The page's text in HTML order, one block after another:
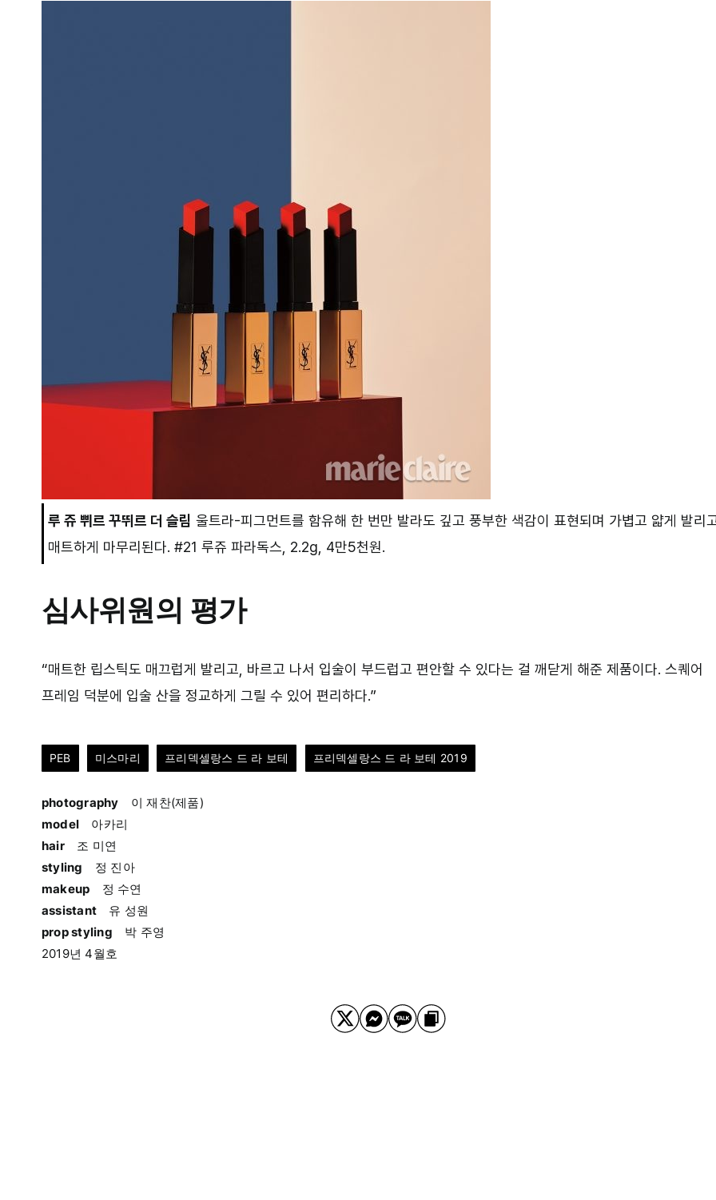
루 쥬 쀠르 꾸뛰르 더 슬림 울트라-피그먼트를 함유해 한 번만 발라도 깊고 풍부한 색감이 표현되며 가볍고 얇게 발리
매트하게 마무리된다. #21 루쥬 파라독스, 2.2g, 4만5천원.
심사위원의 평가
“매트한 립스틱도 매끄럽게 발리고, 바르고 나서 입술이 부드럽고 편안할 수 있다는 걸 깨닫게 해준 제품이다. 스퀘어
프레임 덕분에 입술 산을 정교하게 그릴 수 있어 편리하다.”
PEB 미스마리 프리덱셀랑스 드 라 보테 프리덱셀랑스 드 라 보테 2019
photography
이 재찬(제품)
model
아카리
hair
조 미연
styling
정 진아
makeup
정 수연
assistant
유 성원
prop styling
박 주영
2019년 4월호